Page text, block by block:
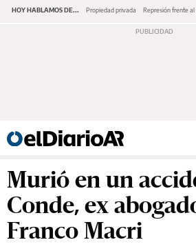
HOY HABLAMOS DE... Propiedad privada Represión frente al
Murió en un
Conde, ex
Franco Macri